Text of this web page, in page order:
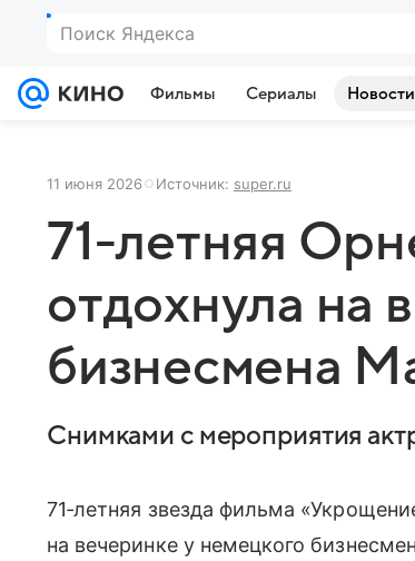
Поиск Яндекса
Фильмы Сериалы
11 июня 2026 Источник: super.ru
71-летняя
отдохнула на
бизнесмена
Снимками с мероприятия
71‑летняя звезда фильма
на вечеринке у немецкого